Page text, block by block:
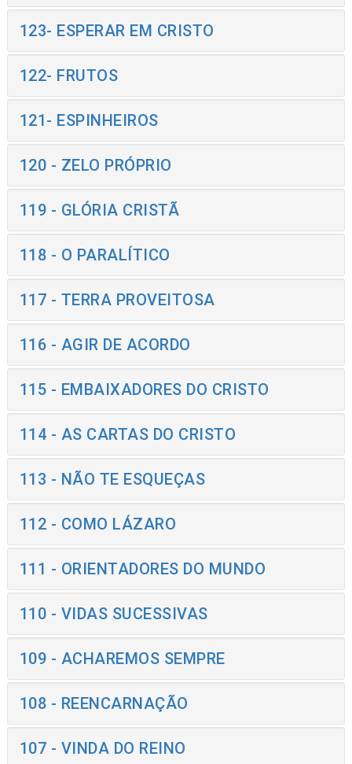
123- ESPERAR EM CRISTO
122- FRUTOS
121- ESPINHEIROS
120 - ZELO PRÓPRIO
119 - GLÓRIA CRISTÃ
118 - O PARALÍTICO
117 - TERRA PROVEITOSA
116 - AGIR DE ACORDO
115 - EMBAIXADORES DO CRISTO
114 - AS CARTAS DO CRISTO
113 - NÃO TE ESQUEÇAS
112 - COMO LÁZARO
111 - ORIENTADORES DO MUNDO
110 - VIDAS SUCESSIVAS
109 - ACHAREMOS SEMPRE
108 - REENCARNAÇÃO
107 - VINDA DO REINO